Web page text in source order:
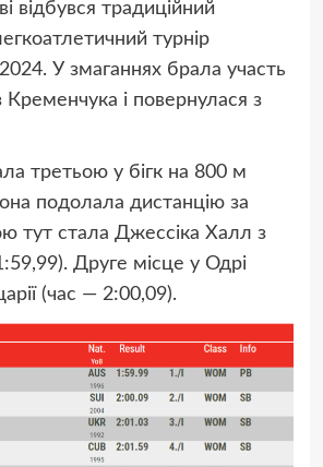
відбувся традиційний
турнір
У змаганнях брала участь
і повернулася з
третьою у бігк на 800 м
подолала дистанцію за
тут стала Джессіка Халл з
Друге місце у Одрі
(час — 2:00,09).